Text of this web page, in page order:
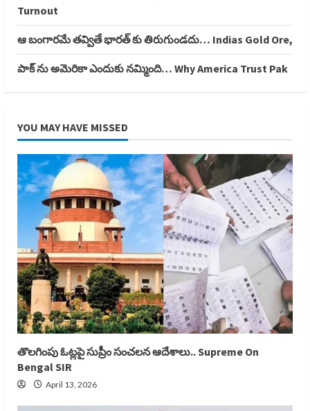
Turnout
ఆ బంగారమే తవ్వితే భారత్ కు తిరుగుండదు… Indias Gold Ore,
పాక్ ను అమెరికా ఎందుకు నమ్మింది… Why America Trust Pak
YOU MAY HAVE MISSED
తొలగింపు ఓట్లపై సుప్రీం సంచలన ఆదేశాలు.. Supreme On
Bengal SIR
April 13, 2026